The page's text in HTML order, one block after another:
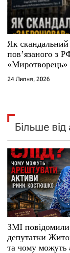
Як
повʼязаного з
«Миротворець»
24 Липня, 2026
Більше
ЗМІ повідомили
депутатки
та чому можуть